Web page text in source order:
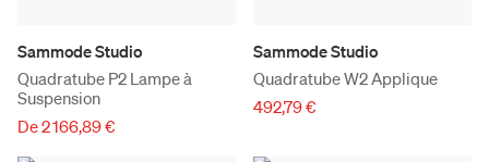
Sammode Studio
Quadratube P2 Lampe à
Suspension
De 2 166,89 €
Sammode Studio
Quadratube W2 Applique
492,79 €